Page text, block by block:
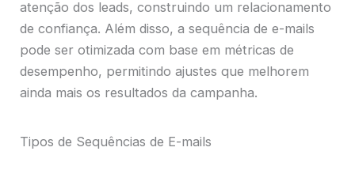
atenção dos leads, construindo um relacionamento
de confiança. Além disso, a sequência de e-mails
pode ser otimizada com base em métricas de
desempenho, permitindo ajustes que melhorem
ainda mais os resultados da campanha.
Tipos de Sequências de E-mails